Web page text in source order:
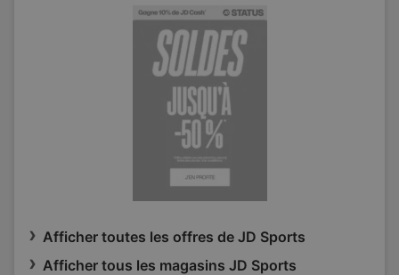
Afficher toutes les offres de JD Sports
Afficher tous les magasins JD Sports